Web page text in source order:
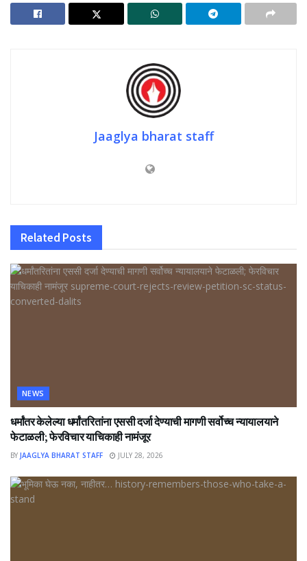
Jaaglya bharat staff
Related Posts
NEWS
धर्मांतर केलेल्या धर्मांतरितांना एससी दर्जा देण्याची मागणी सर्वोच्च न्यायालयाने
फेटाळली; फेरविचार याचिकाही नामंजूर
BY JAAGLYA BHARAT STAFF JULY 28, 2026